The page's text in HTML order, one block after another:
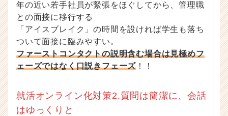
年の近い若手社員が緊張をほぐしてから、管理職
との面接に移行する
「アイスブレイク」の時間を設ければ学生も落ち
ついて面接に臨みやすい。
ファーストコンタクトの説明含む場合は見極めフ
ェーズではなく口説きフェーズ ！！
就活オンライン化対策2.質問は簡潔に、会話
はゆっくりと